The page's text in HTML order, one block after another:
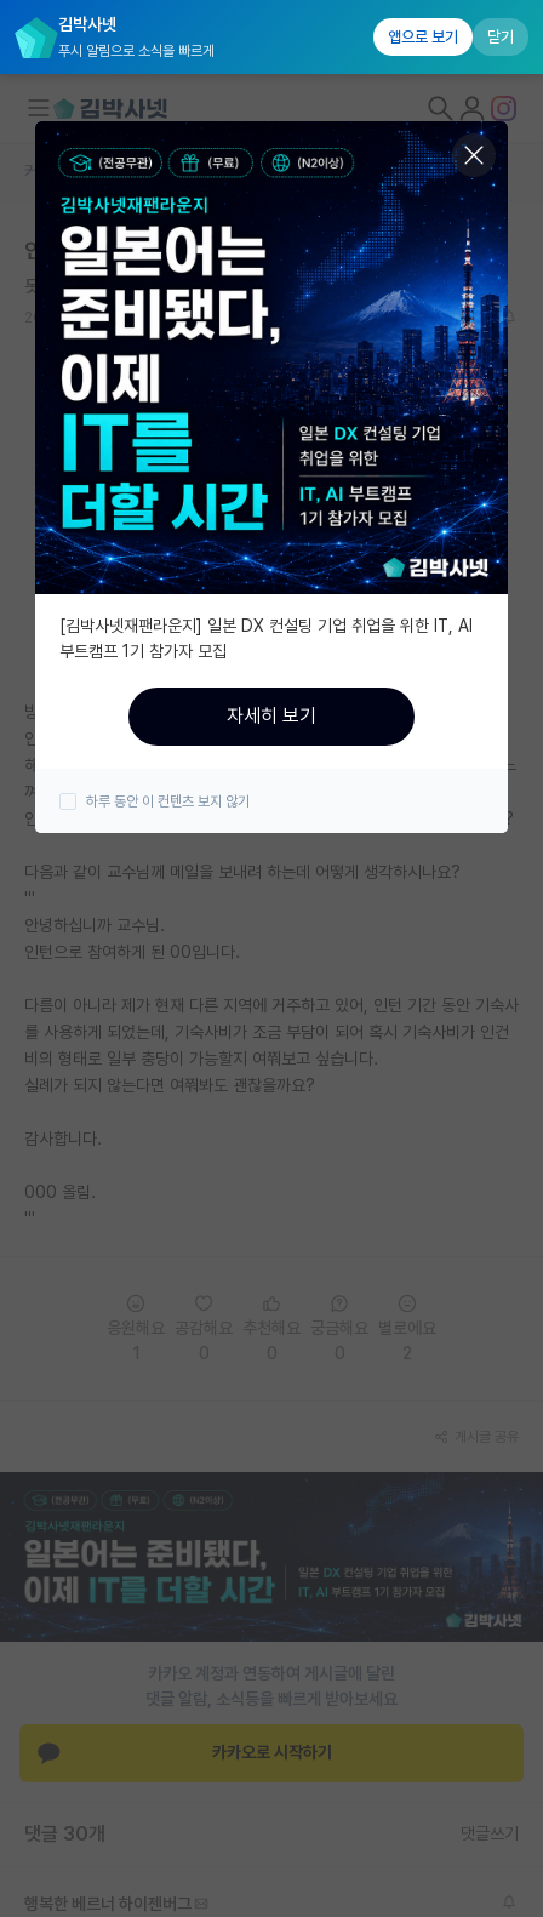
김박사넷
푸시 알림으로 소식을 빠르게
앱으로 보기 닫기
대학원생 모집
국내대학원 정보
연구실&오픈랩
커뮤니티
커뮤니티 홈
전체글보기
베스트 게시판
IF 명예의전당
자유 게시판(아무개랩)
미국 유학 게시판
미국 대학원 합격 후기 게시판
대학원생 모집 게시판
연구실(PI) 홍보 게시판
석박사 채용 정보 게시판
임용 정보 게시판
취업 게시판
임용 후기 게시판
유학교육
이벤트
반도체 아카데미
커뮤니티 홈 자유 게시판(아무개랩)
인턴이 교수님한테 인건비 질문 예의에 어긋나는 걸까요
못된 스티븐 호킹
2025.05.10 30 3835
방학 때 타 대학교의 인턴을 하게 되었는데
인턴 기간동안 기숙사비가 대략 50만원 정도가 들더라고요.
해당 연구실 진학이 확정된 상태도 아니라서, 50만원은 조금 부담스럽게 느
껴져서
인건비 지원 관련하여 교수님께 여쭤보고 싶은데, 예의에 어긋나는 걸까요?
다음과 같이 교수님께 메일을 보내려 하는데 어떻게 생각하시나요?
'''
안녕하십니까 교수님.
인턴으로 참여하게 된 00입니다.
다름이 아니라 제가 현재 다른 지역에 거주하고 있어, 인턴 기간 동안 기숙사
를 사용하게 되었는데, 기숙사비가 조금 부담이 되어 혹시 기숙사비가 인건
비의 형태로 일부 충당이 가능할지 여쭤보고 싶습니다.
실례가 되지 않는다면 여쭤봐도 괜찮을까요?
감사합니다.
000 올림.
'''
카카오 계정과 연동하여 게시글에 달린
댓글 알람, 소식등을 빠르게 받아보세요
카카오로 시작하기
댓글 30개 댓글쓰기
행복한 베르너 하이젠버그
[김박사넷재팬라운지] 일본 DX 컨설팅 기업 취업을 위한 IT, AI
부트캠프 1기 참가자 모집
자세히 보기
하루 동안 이 컨텐츠 보지 않기